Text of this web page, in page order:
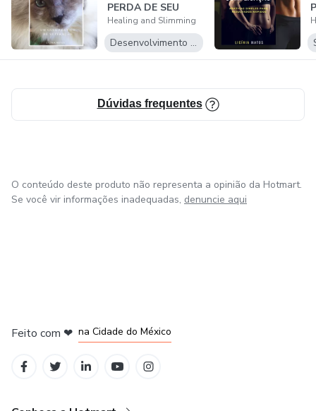
PERDA DE SEU
PET: UM GUIA
PRÁTICO...
Healing and Slimming
Desenvolvimento Pessoal
Dúvidas frequentes
O conteúdo deste produto não representa a opinião da Hotmart.
Se você vir informações inadequadas, denuncie aqui
Feito com ❤ na Cidade do México